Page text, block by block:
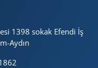
1398 sokak Efendi İş
Aydın